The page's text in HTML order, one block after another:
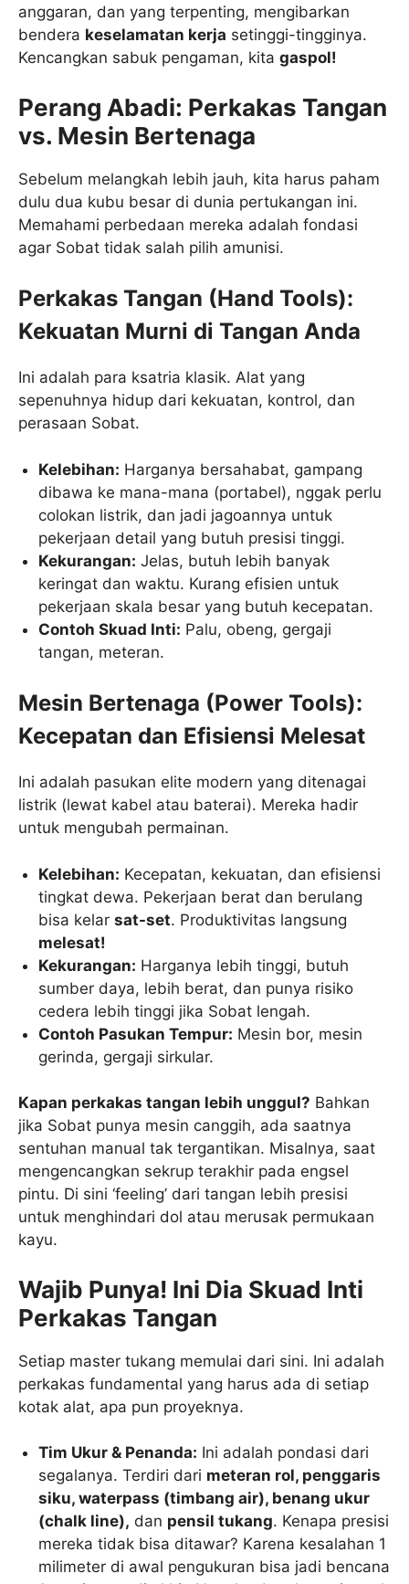
anggaran, dan yang terpenting, mengibarkan
bendera keselamatan kerja setinggi-tingginya.
Kencangkan sabuk pengaman, kita gaspol!
Perang Abadi: Perkakas Tangan
vs. Mesin Bertenaga
Sebelum melangkah lebih jauh, kita harus paham
dulu dua kubu besar di dunia pertukangan ini.
Memahami perbedaan mereka adalah fondasi
agar Sobat tidak salah pilih amunisi.
Perkakas Tangan (Hand Tools):
Kekuatan Murni di Tangan Anda
Ini adalah para ksatria klasik. Alat yang
sepenuhnya hidup dari kekuatan, kontrol, dan
perasaan Sobat.
Kelebihan: Harganya bersahabat, gampang
dibawa ke mana-mana (portabel), nggak perlu
colokan listrik, dan jadi jagoannya untuk
pekerjaan detail yang butuh presisi tinggi.
Kekurangan: Jelas, butuh lebih banyak
keringat dan waktu. Kurang efisien untuk
pekerjaan skala besar yang butuh kecepatan.
Contoh Skuad Inti: Palu, obeng, gergaji
tangan, meteran.
Mesin Bertenaga (Power Tools):
Kecepatan dan Efisiensi Melesat
Ini adalah pasukan elite modern yang ditenagai
listrik (lewat kabel atau baterai). Mereka hadir
untuk mengubah permainan.
Kelebihan: Kecepatan, kekuatan, dan efisiensi
tingkat dewa. Pekerjaan berat dan berulang
bisa kelarsat-set. Produktivitas langsung
melesat!
Kekurangan: Harganya lebih tinggi, butuh
sumber daya, lebih berat, dan punya risiko
cedera lebih tinggi jika Sobat lengah.
Contoh Pasukan Tempur: Mesin bor, mesin
gerinda, gergaji sirkular.
Kapan perkakas tangan lebih unggul? Bahkan
jika Sobat punya mesin canggih, ada saatnya
sentuhan manual tak tergantikan. Misalnya, saat
mengencangkan sekrup terakhir pada engsel
pintu. Di sini ‘feeling’ dari tangan lebih presisi
untuk menghindari dol atau merusak permukaan
kayu.
Wajib Punya! Ini Dia Skuad Inti
Perkakas Tangan
Setiap master tukang memulai dari sini. Ini adalah
perkakas fundamental yang harus ada di setiap
kotak alat, apa pun proyeknya.
Tim Ukur & Penanda: Ini adalah pondasi dari
segalanya. Terdiri dari meteran rol, penggaris
siku, waterpass (timbang air), benang ukur
(chalk line), dan pensil tukang. Kenapa presisi
mereka tidak bisa ditawar? Karena kesalahan 1
milimeter di awal pengukuran bisa jadi bencana